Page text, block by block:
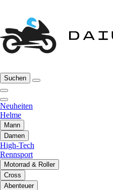
Suchen
Neuheiten
Helme
Mann
Damen
High-Tech
Rennsport
Motorrad & Roller
Cross
Abenteuer